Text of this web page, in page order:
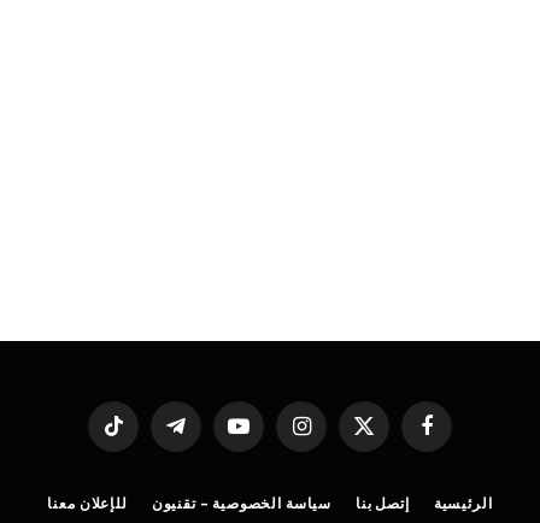
فيسبوك
X
الانستغراميوتيوب تيلقرام تيكتوك
الرئيسية إتصل بنا سياسة الخصوصية – تقنيون للإعلان معنا